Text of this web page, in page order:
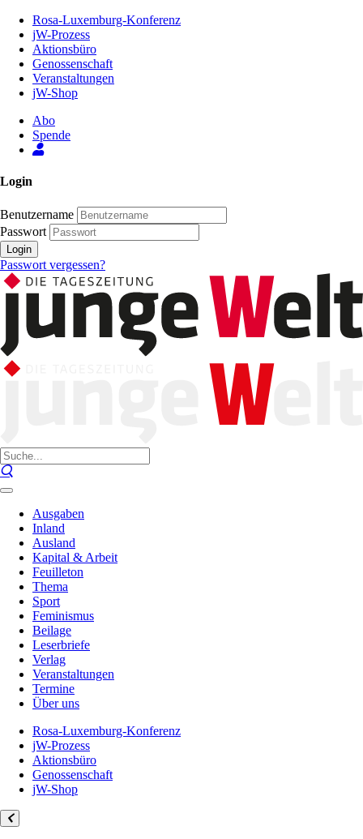
Inhalt
Seite
Rosa-Luxemburg-Konferenz
jW-Prozess
Aktionsbüro
Genossenschaft
Veranstaltungen
jW-Shop
Abo
Spende
Login
Benutzername
Passwort
Login
Passwort vergessen?
Ausgaben
Inland
Ausland
Kapital & Arbeit
Feuilleton
Thema
Sport
Feminismus
Beilage
Leserbriefe
Verlag
Veranstaltungen
Termine
Über uns
Rosa-Luxemburg-Konferenz
jW-Prozess
Aktionsbüro
Genossenschaft
jW-Shop